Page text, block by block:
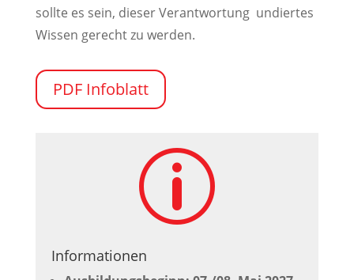
sollte es sein, dieser Verantwortung undiertes
Wissen gerecht zu werden.
PDF Infoblatt
p
Informationen